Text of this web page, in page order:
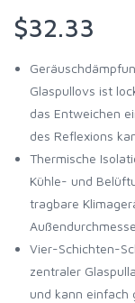
$32.33
Glaspullovs ist
das Entweichen
des Reflexions
Thermische
Kühle- und
tragbare
Vier-Schichten-
zentraler
und kann einfach